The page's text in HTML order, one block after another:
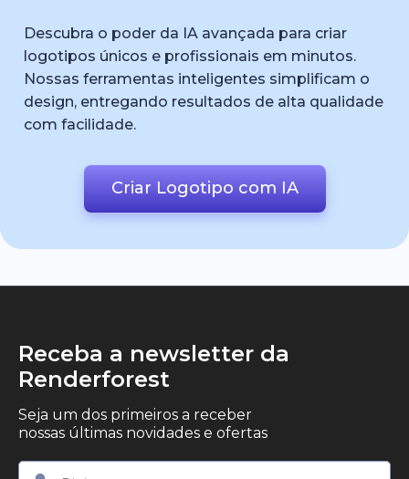
Descubra o poder da IA avançada para criar
logotipos únicos e profissionais em minutos.
Nossas ferramentas inteligentes simplificam o
design, entregando resultados de alta qualidade
com facilidade.
Criar Logotipo com IA
Receba a newsletter da
Renderforest
Seja um dos primeiros a receber
nossas últimas novidades e ofertas